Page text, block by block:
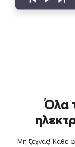
Όλα
Μη ξεχνάς! Κάθε